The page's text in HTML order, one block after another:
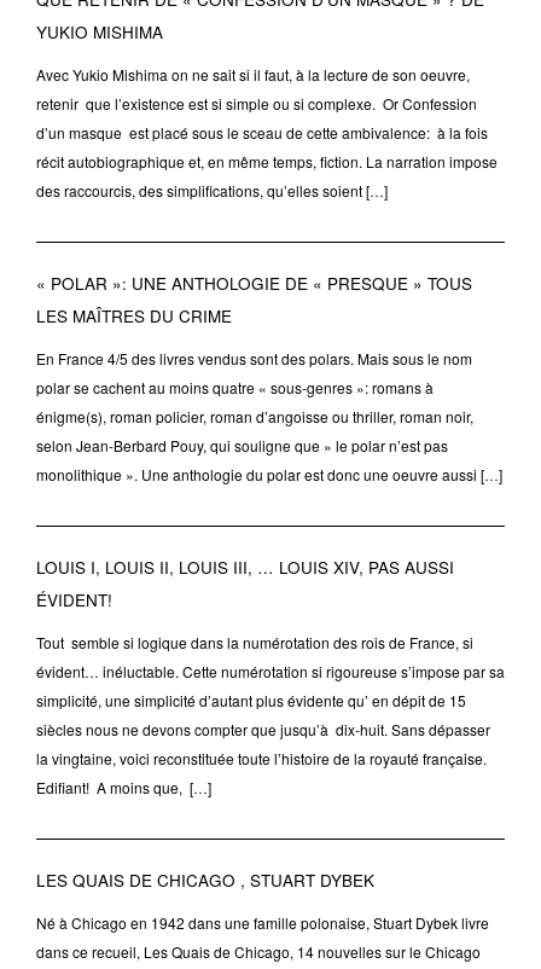
YUKIO MISHIMA
Avec Yukio Mishima on ne sait si il faut, à la lecture de son oeuvre,
retenir que l’existence est si simple ou si complexe. Or Confession
d’un masque est placé sous le sceau de cette ambivalence: à la fois
récit autobiographique et, en même temps, fiction. La narration impose
des raccourcis, des simplifications, qu’elles soient […]
« POLAR »: UNE ANTHOLOGIE DE « PRESQUE » TOUS
LES MAÎTRES DU CRIME
En France 4/5 des livres vendus sont des polars. Mais sous le nom
polar se cachent au moins quatre « sous-genres »: romans à
énigme(s), roman policier, roman d’angoisse ou thriller, roman noir,
selon Jean-Berbard Pouy, qui souligne que » le polar n’est pas
monolithique ». Une anthologie du polar est donc une oeuvre aussi […]
LOUIS I, LOUIS II, LOUIS III, … LOUIS XIV, PAS AUSSI
ÉVIDENT!
Tout semble si logique dans la numérotation des rois de France, si
évident… inéluctable. Cette numérotation si rigoureuse s’impose par sa
simplicité, une simplicité d’autant plus évidente qu’ en dépit de 15
siècles nous ne devons compter que jusqu’à dix-huit. Sans dépasser
la vingtaine, voici reconstituée toute l’histoire de la royauté française.
Edifiant! A moins que, […]
LES QUAIS DE CHICAGO , STUART DYBEK
Né à Chicago en 1942 dans une famille polonaise, Stuart Dybek livre
dans ce recueil, Les Quais de Chicago, 14 nouvelles sur le Chicago